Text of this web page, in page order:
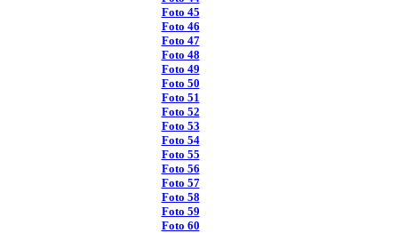
Foto 45
Foto 46
Foto 47
Foto 48
Foto 49
Foto 50
Foto 51
Foto 52
Foto 53
Foto 54
Foto 55
Foto 56
Foto 57
Foto 58
Foto 59
Foto 60